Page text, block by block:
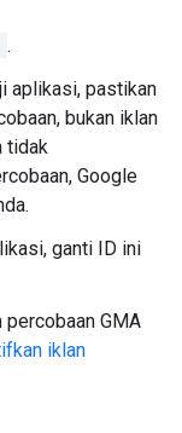
.
aplikasi, pastikan
bukan iklan
tidak
Google
ganti ID ini
percobaan GMA
iklan